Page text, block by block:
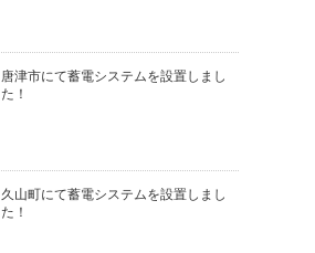
唐津市にて蓄電システムを設置しまし
た！
久山町にて蓄電システムを設置しまし
た！